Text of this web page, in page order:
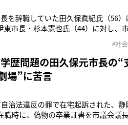
を辞職していた田久保眞紀氏（56
市長・杉本憲也氏（44）に対し、
、市民有志でつくる団体『田久保前
#社会
歴問題の田久保元市長の
場”に苦言
治法違反の罪で在宅起訴された、
時に、偽物の卒業証書を市議会議